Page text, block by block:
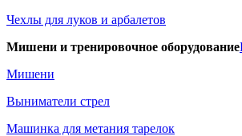
Чехлы для луков и арбалетов
Мишени и тренировочное оборудование
Мишени
Выниматели стрел
Машинка для метания тарелок